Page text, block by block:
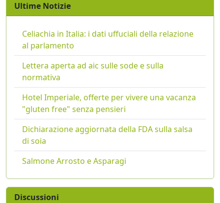
Ultime Notizie
Celiachia in Italia: i dati uffuciali della relazione
al parlamento
Lettera aperta ad aic sulle sode e sulla
normativa
Hotel Imperiale, offerte per vivere una vacanza
"gluten free" senza pensieri
Dichiarazione aggiornata della FDA sulla salsa
di soia
Salmone Arrosto e Asparagi
Discussioni